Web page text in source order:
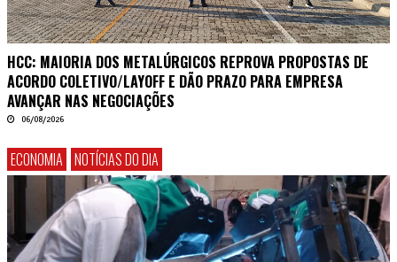
HCC: MAIORIA DOS METALÚRGICOS REPROVA PROPOSTAS DE
ACORDO COLETIVO/LAYOFF E DÃO PRAZO PARA EMPRESA
AVANÇAR NAS NEGOCIAÇÕES
06/08/2026
ECONOMIA NOTÍCIAS DO DIA